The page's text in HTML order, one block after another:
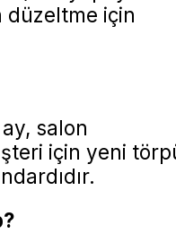
düzeltme için
salon
için yeni